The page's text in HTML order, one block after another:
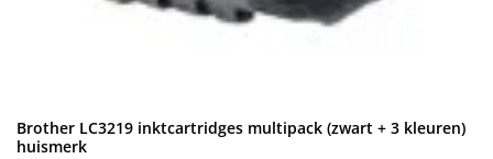
Brother LC3219 inktcartridges multipack (zwart + 3 kleuren)
huismerk